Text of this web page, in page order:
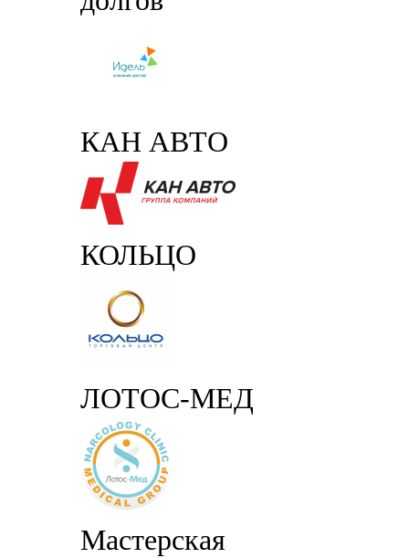
КАН АВТО
КОЛЬЦО
ЛОТОС-МЕД
Мастерская